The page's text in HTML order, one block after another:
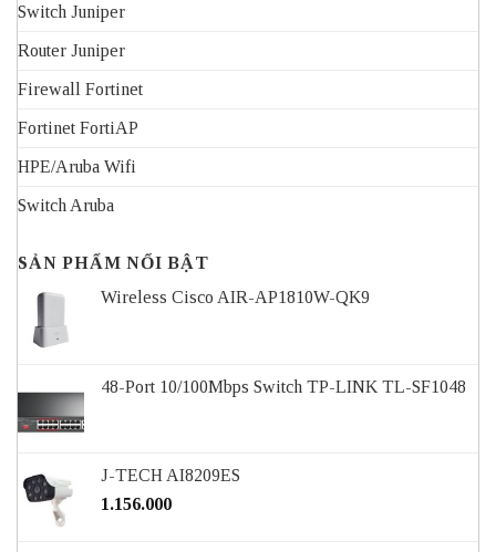
Switch Juniper
Router Juniper
Firewall Fortinet
Fortinet FortiAP
HPE/Aruba Wifi
Switch Aruba
SẢN PHẨM NỔI BẬT
Wireless Cisco AIR-AP1810W-QK9
48-Port 10/100Mbps Switch TP-LINK TL-SF1048
J-TECH AI8209ES
1.156.000